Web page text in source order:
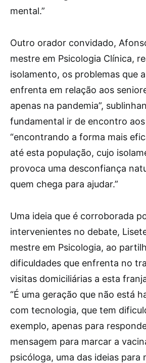
mental.”
Outro orador convidado,
mestre em Psicologia Clínica,
isolamento, os problemas que
enfrenta em relação aos
apenas na pandemia”,
fundamental ir de encontro
“encontrando a forma mais
até esta população, cujo
provoca uma desconfiança
quem chega para ajudar.”
Uma ideia que é corroborada
intervenientes no debate,
mestre em Psicologia, ao
dificuldades que enfrenta no
visitas domiciliárias a esta
“É uma geração que não está
com tecnologia, que tem
exemplo, apenas para
mensagem para marcar a
psicóloga, uma das ideias para